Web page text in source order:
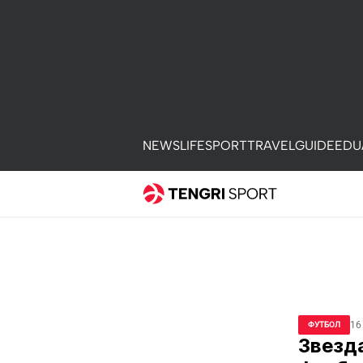
NEWSLIFESPORTTRAVELGUIDEEDU
ФУТБОЛ